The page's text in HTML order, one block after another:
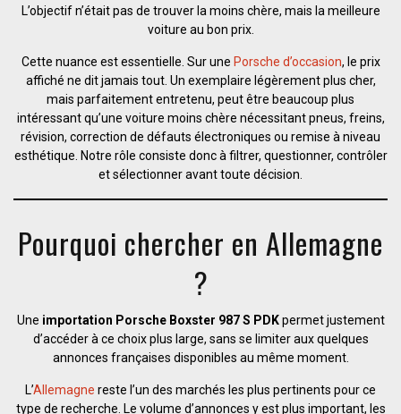
L’objectif n’était pas de trouver la moins chère, mais la meilleure
voiture au bon prix.
Cette nuance est essentielle. Sur une Porsche d’occasion, le prix
affiché ne dit jamais tout. Un exemplaire légèrement plus cher,
mais parfaitement entretenu, peut être beaucoup plus
intéressant qu’une voiture moins chère nécessitant pneus, freins,
révision, correction de défauts électroniques ou remise à niveau
esthétique. Notre rôle consiste donc à filtrer, questionner, contrôler
et sélectionner avant toute décision.
Pourquoi chercher en Allemagne
?
Une importation Porsche Boxster 987 S PDKpermet justement
d’accéder à ce choix plus large, sans se limiter aux quelques
annonces françaises disponibles au même moment.
L’Allemagne reste l’un des marchés les plus pertinents pour ce
type de recherche. Le volume d’annonces y est plus important, les